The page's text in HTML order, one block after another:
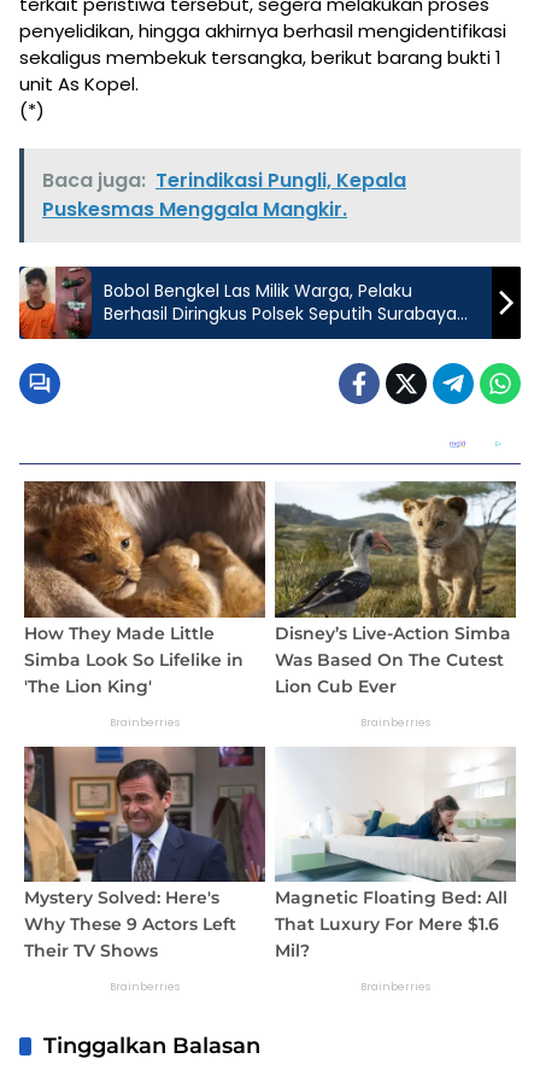
penyelidikan, hingga akhirnya berhasil mengidentifikasi
sekaligus membekuk tersangka, berikut barang bukti 1
unit As Kopel.
(*)
Baca juga: Terindikasi Pungli, Kepala
Puskesmas Menggala Mangkir.
Bobol Bengkel Las Milik Warga, Pelaku
Berhasil Diringkus Polsek Seputih Surabaya
Kurang Dari 16 Jam
Tinggalkan Balasan